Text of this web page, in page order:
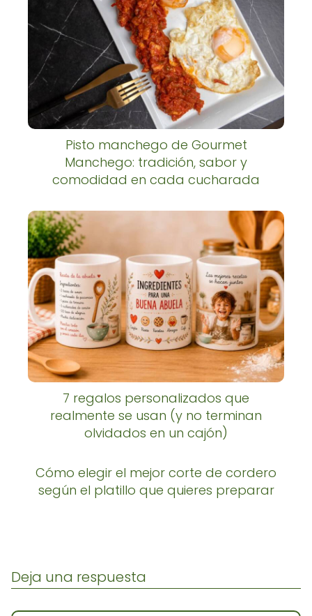
Pisto manchego de Gourmet
Manchego: tradición, sabor y
comodidad en cada cucharada
7 regalos personalizados que
realmente se usan (y no terminan
olvidados en un cajón)
Cómo elegir el mejor corte de cordero
según el platillo que quieres preparar
Deja una respuesta